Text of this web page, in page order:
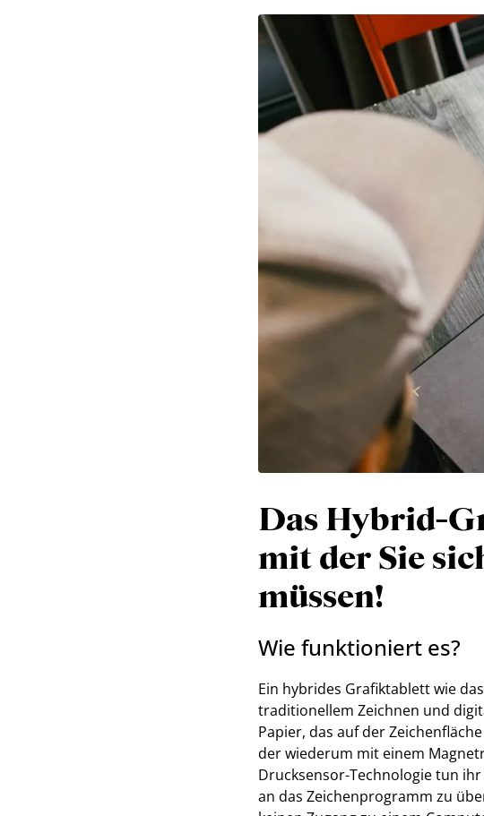
Das Hybrid-
mit der Sie
müssen!
Wie funktioniert es?
Ein hybrides Grafiktablett wie
traditionellem Zeichnen und
Papier, das auf der
der wiederum mit einem
Drucksensor-Technologie tun
an das Zeichenprogramm zu